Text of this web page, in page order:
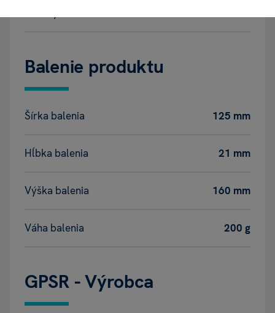
Balenie produktu
Šírka balenia 125 mm
Hĺbka balenia 21 mm
Výška balenia 160 mm
Váha balenia 200 g
GPSR - Výrobca